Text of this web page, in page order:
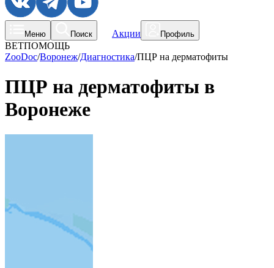
Меню Поиск Акции Профиль
ВЕТПОМОЩЬ
ZooDoc/Воронеж/Диагностика/ПЦР на дерматофиты
ПЦР на дерматофиты в
Воронеже